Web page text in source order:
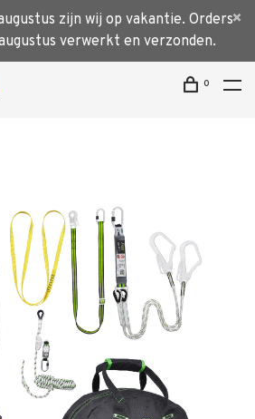
zijn wij op vakantie. Orders
verwerkt en verzonden.
0